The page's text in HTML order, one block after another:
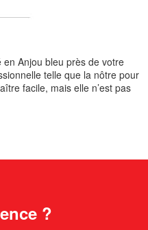
en Anjou bleu près de votre
telle que la nôtre pour
facile, mais elle n’est pas
?